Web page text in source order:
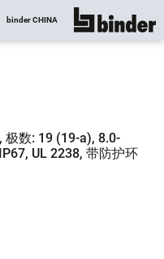
binder CHINA 显示所有
极数: 19 (19-a), 8.0-
UL 2238, 带防护环